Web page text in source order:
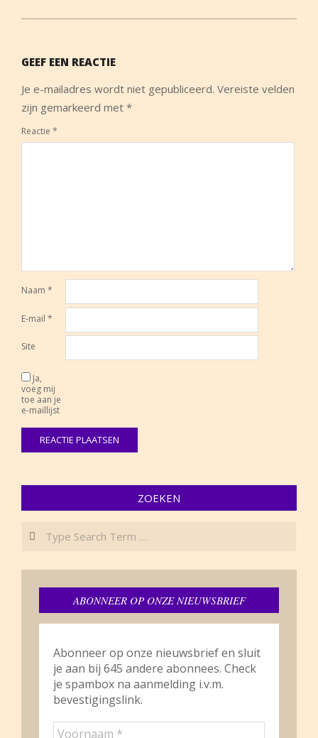
GEEF EEN REACTIE
Je e-mailadres wordt niet gepubliceerd. Vereiste velden
zijn gemarkeerd met *
Reactie *
Naam *
E-mail *
Site
Ja,
voeg mij
toe aan je
e-maillijst
ZOEKEN
Search
ABONNEER OP ONZE NIEUWSBRIEF
Abonneer op onze nieuwsbrief en sluit
je aan bij 645 andere abonnees. Check
je spambox na aanmelding i.v.m.
bevestigingslink.